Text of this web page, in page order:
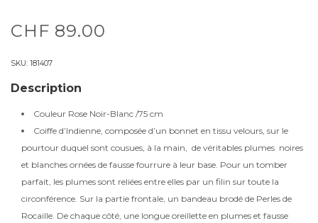
CHF 89.00
SKU: 181407
Description
Couleur Rose Noir-Blanc /75 cm
Coiffe d’Indienne, composée d’un bonnet en tissu velours, sur le
pourtour duquel sont cousues, à la main, de véritables plumes noires
et blanches ornées de fausse fourrure à leur base. Pour un tomber
parfait, les plumes sont reliées entre elles par un filin sur toute la
circonférence. Sur la partie frontale, un bandeau brodé de Perles de
Rocaille. De chaque côté, une longue oreillette en plumes et fausse